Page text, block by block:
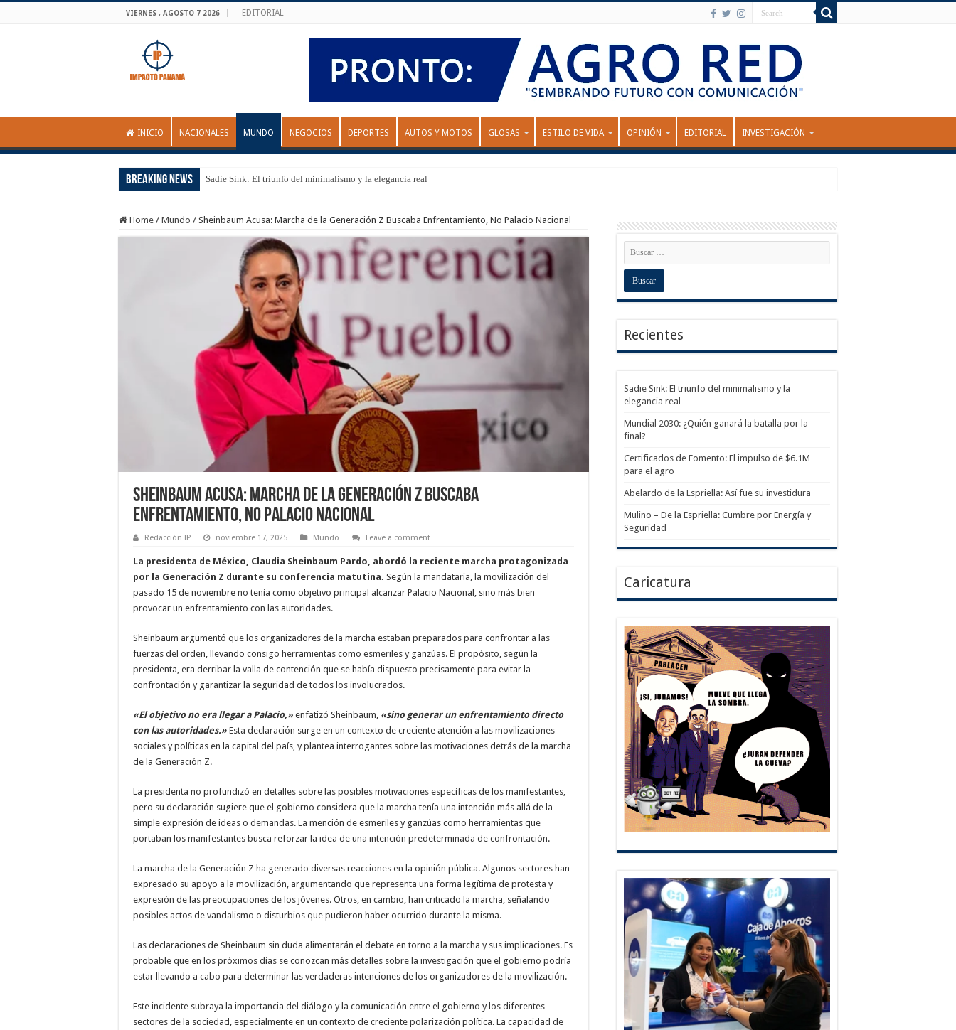
VIERNES , AGOSTO 7 2026 EDITORIAL
INICIO NACIONALES MUNDO NEGOCIOS DEPORTES AUTOS Y MOTOS GLOSAS ESTILO DE VIDA OPINIÓN EDITORIAL INVESTIGACIÓN
Breaking News Sadie Sink: El triunfo del minimalismo y la elegancia real
Home / Mundo / Sheinbaum Acusa: Marcha de la Generación Z Buscaba Enfrentamiento, No Palacio Nacional
Sheinbaum Acusa: Marcha de la Generación Z Buscaba
Enfrentamiento, No Palacio Nacional
Redacción IP noviembre 17, 2025 Mundo Leave a comment
La presidenta de México, Claudia Sheinbaum Pardo, abordó la reciente marcha protagonizada
por la Generación Z durante su conferencia matutina. Según la mandataria, la movilización del
pasado 15 de noviembre no tenía como objetivo principal alcanzar Palacio Nacional, sino más bien
provocar un enfrentamiento con las autoridades.
Sheinbaum argumentó que los organizadores de la marcha estaban preparados para confrontar a las
fuerzas del orden, llevando consigo herramientas como esmeriles y ganzúas. El propósito, según la
presidenta, era derribar la valla de contención que se había dispuesto precisamente para evitar la
confrontación y garantizar la seguridad de todos los involucrados.
«El objetivo no era llegar a Palacio,» enfatizó Sheinbaum, «sino generar un enfrentamiento directo
con las autoridades.» Esta declaración surge en un contexto de creciente atención a las movilizaciones
sociales y políticas en la capital del país, y plantea interrogantes sobre las motivaciones detrás de la marcha
de la Generación Z.
La presidenta no profundizó en detalles sobre las posibles motivaciones específicas de los manifestantes,
pero su declaración sugiere que el gobierno considera que la marcha tenía una intención más allá de la
simple expresión de ideas o demandas. La mención de esmeriles y ganzúas como herramientas que
portaban los manifestantes busca reforzar la idea de una intención predeterminada de confrontación.
La marcha de la Generación Z ha generado diversas reacciones en la opinión pública. Algunos sectores han
expresado su apoyo a la movilización, argumentando que representa una forma legítima de protesta y
expresión de las preocupaciones de los jóvenes. Otros, en cambio, han criticado la marcha, señalando
posibles actos de vandalismo o disturbios que pudieron haber ocurrido durante la misma.
Las declaraciones de Sheinbaum sin duda alimentarán el debate en torno a la marcha y sus implicaciones. Es
probable que en los próximos días se conozcan más detalles sobre la investigación que el gobierno podría
estar llevando a cabo para determinar las verdaderas intenciones de los organizadores de la movilización.
Este incidente subraya la importancia del diálogo y la comunicación entre el gobierno y los diferentes
sectores de la sociedad, especialmente en un contexto de creciente polarización política. La capacidad de
Recientes
Sadie Sink: El triunfo del minimalismo y la
elegancia real
Mundial 2030: ¿Quién ganará la batalla por la
final?
Certificados de Fomento: El impulso de $6.1M
para el agro
Abelardo de la Espriella: Así fue su investidura
Mulino – De la Espriella: Cumbre por Energía y
Seguridad
Caricatura